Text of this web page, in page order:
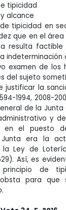
tipicidad
alcance
tipicidad en
que en el área
resulta
examen de los
del sujeto
justificar la
1994, 2008-
de la Junta
y
en el puesto
Junta era la
Ley de
Así, es
principio de
para que